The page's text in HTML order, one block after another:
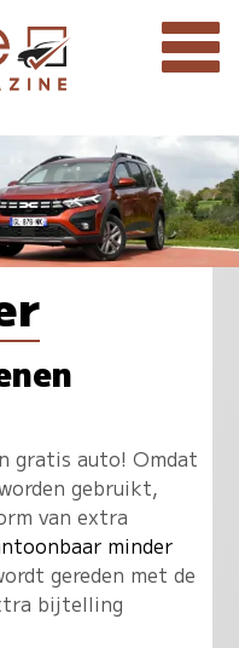
gratis auto! Omdat
gebruikt,
van extra
minder
gereden met de
bijtelling